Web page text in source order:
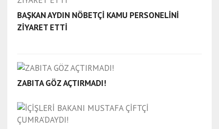
BAŞKAN AYDIN NÖBETÇİ KAMU PERSONELİNİ
ZİYARET ETTİ
ZABITA GÖZ AÇTIRMADI!